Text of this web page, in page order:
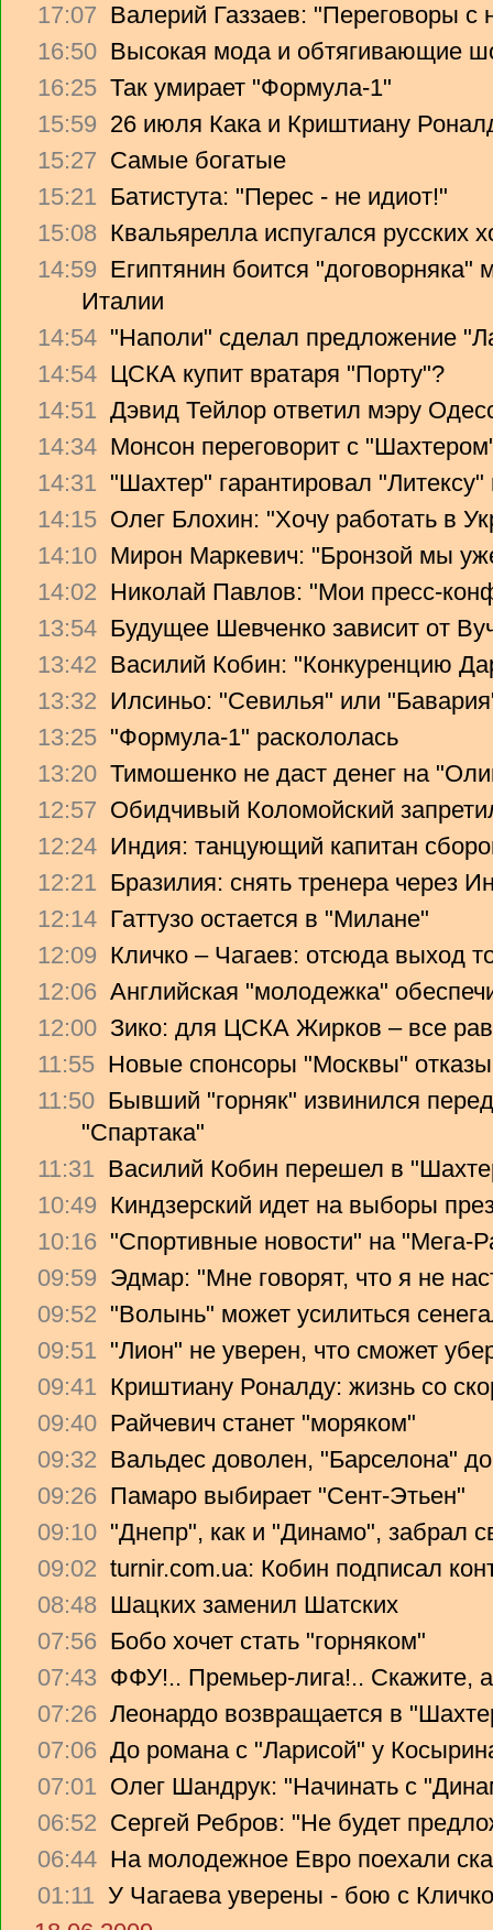
17:07 Валерий Газзаев: "Переговоры с
16:50 Высокая мода и обтягивающие
16:25 Так умирает "Формула-1"
15:59 26 июля Кака и Криштиану
15:27 Самые богатые
15:21 Батистута: "Перес - не идиот!"
15:08 Квальярелла испугался русских
14:59 Египтянин боится
Италии
14:54 "Наполи" сделал предложение
14:54 ЦСКА купит вратаря "Порту"?
14:51 Дэвид Тейлор ответил мэру
14:34 Монсон переговорит с
14:31 "Шахтер" гарантировал
14:15 Олег Блохин: "Хочу работать в
14:10 Мирон Маркевич: "Бронзой мы
14:02 Николай Павлов: "Мои пресс-
13:54 Будущее Шевченко зависит от
13:42 Василий Кобин: "Конкуренцию
13:32 Илсиньо: "Севилья" или
13:25 "Формула-1" раскололась
13:20 Тимошенко не даст денег на
12:57 Обидчивый Коломойский
12:24 Индия: танцующий капитан
12:21 Бразилия: снять тренера через
12:14 Гаттузо остается в "Милане"
12:09 Кличко – Чагаев: отсюда выход
12:06 Английская "молодежка"
12:00 Зико: для ЦСКА Жирков – все
11:55 Новые спонсоры "Москвы"
11:50 Бывший "горняк" извинился
"Спартака"
11:31 Василий Кобин перешел в
10:49 Киндзерский идет на выборы
10:16 "Спортивные новости" на "Мега-
09:59 Эдмар: "Мне говорят, что я не
09:52 "Волынь" может усилиться
09:51 "Лион" не уверен, что сможет
09:41 Криштиану Роналду: жизнь со
09:40 Райчевич станет "моряком"
09:32 Вальдес доволен, "Барселона"
09:26 Памаро выбирает "Сент-Этьен"
09:10 "Днепр", как и "Динамо", забрал
09:02 turnir.com.ua: Кобин подписал
08:48 Шацких заменил Шатских
07:56 Бобо хочет стать "горняком"
07:43 ФФУ!.. Премьер-лига!.. Скажите,
07:26 Леонардо возвращается в
07:06 До романа с "Ларисой" у
07:01 Олег Шандрук: "Начинать с
06:52 Сергей Ребров: "Не будет
06:44 На молодежное Евро поехали
01:11 У Чагаева уверены - бою с